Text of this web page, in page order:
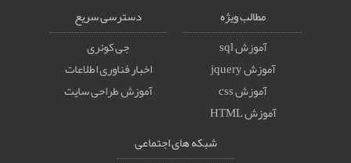
مطالب ویژه
آموزش sql
آموزش jquery
آموزش css
آموزش HTML
دسترسی سریع
جی کوئری
اخبار فناوری اطلاعات
آموزش طراحی سایت
شبکه های اجتماعی